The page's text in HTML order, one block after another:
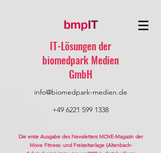
IT-Lösungen der
biomedpark Medien
GmbH
info@biomedpark-medien.de
+49 6221 599 1338
Die erste Ausgabe des Newsletters MOVE-Magazin der
Move Fitness- und Freizeitanlage (Altenbach-